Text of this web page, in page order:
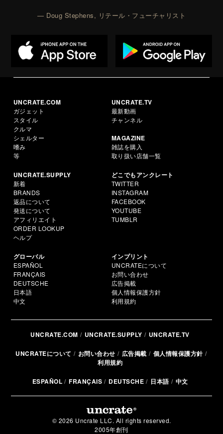
— Doug Stephens, リテール・フューチャリスト
UNCRATE.COM
ガジェット
スタイル
クルマ
シェルター
嗜み
等
UNCRATE.TV
最新動画
チャンネル
MAGAZINE
雑誌を購入
取り扱い店舗一覧
UNCRATE.SUPPLY
新着
BRANDS
返品について
発送について
アフィリエイト
ORDER LOOKUP
ヘルプ
どこでもアンクレート
TWITTER
INSTAGRAM
FACEBOOK
YOUTUBE
TUMBLR
グローバル
ESPAÑOL
FRANÇAIS
DEUTSCHE
日本語
中文
インプリント
UNCRATEについて
お問い合わせ
広告掲載
個人情報保護方針
利用規約
UNCRATE.COM UNCRATE.SUPPLY UNCRATE.TV
UNCRATEについて お問い合わせ 広告掲載
個人情報保護方針
利用規約
ESPAÑOL FRANÇAIS DEUTSCHE 日本語 中文
© 2026 Uncrate LLC. All rights reserved.
2005年創刊